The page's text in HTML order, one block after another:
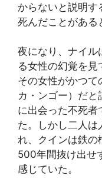
からないと説明
死んだことがある
夜になり、ナイル
る女性の幻覚を
その女性がかつて
カ・ンゴー）だ
に出会った不死者
た。しかし二人は
れ、クインは鉄の
500年間抜け出せ
感じていた。